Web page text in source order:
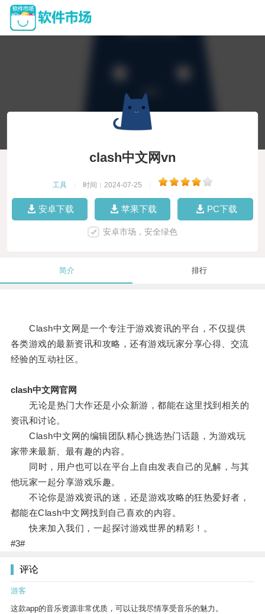
clash中文网vn
工具 时间：2024-07-25
安卓下载 苹果下载 PC下载
安卓市场，安全绿色
简介 排行
Clash中文网是一个专注于游戏资讯的平台，不仅提供
各类游戏的最新资讯和攻略，还有游戏玩家分享心得、交流
经验的互动社区。
clash中文网官网
无论是热门大作还是小众新游，都能在这里找到相关的
资讯和讨论。
Clash中文网的编辑团队精心挑选热门话题，为游戏玩
家带来最新、最有趣的内容。
同时，用户也可以在平台上自由发表自己的见解，与其
他玩家一起分享游戏乐趣。
不论你是游戏资讯的迷，还是游戏攻略的狂热爱好者，
都能在Clash中文网找到自己喜欢的内容。
快来加入我们，一起探讨游戏世界的精彩！。
#3#
评论
游客
这款app的音乐资源非常优质，可以让我尽情享受音乐的魅力。